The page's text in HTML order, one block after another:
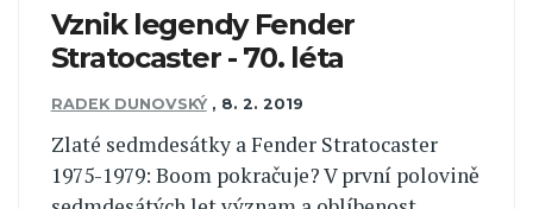
Vznik legendy Fender
Stratocaster - 70. léta
RADEK DUNOVSKÝ , 8. 2. 2019
Zlaté sedmdesátky a Fender Stratocaster
1975-1979: Boom pokračuje? V první polovině